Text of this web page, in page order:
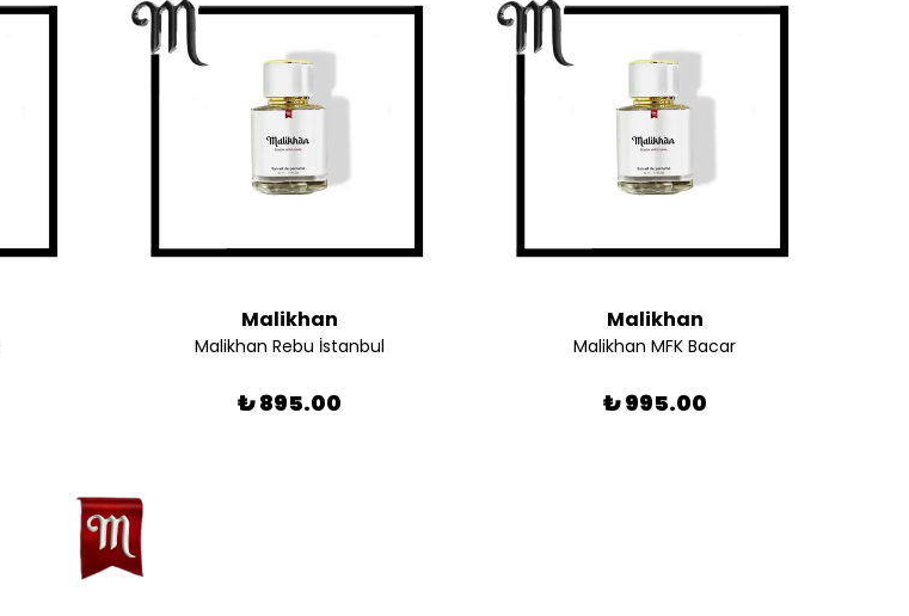
Malikhan
Malikhan Rebu İstanbul
₺ 895.00
Malikhan
Malikhan MFK Bacar
₺ 995.00